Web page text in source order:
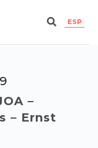
ESP
–
– Ernst